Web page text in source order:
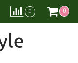
0 0